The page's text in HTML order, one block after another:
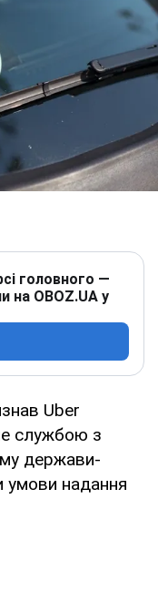
головного —
на OBOZ.UA у
Uber
службою з
держави-
надання